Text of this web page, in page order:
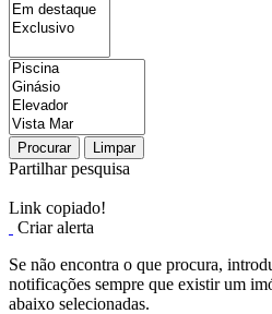
Procurar Limpar
Partilhar pesquisa
Link copiado!
Criar alerta
Se não encontra o que procura,
notificações sempre que existir um
abaixo selecionadas.